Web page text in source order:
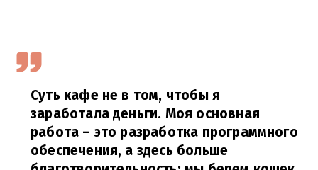
Суть кафе не в том, чтобы я
заработала деньги. Моя основная
работа – это разработка программного
обеспечения, а здесь больше